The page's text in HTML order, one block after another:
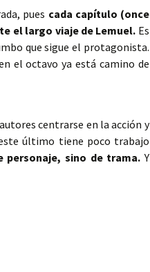
pues cada capítulo (once
el largo viaje de Lemuel. Es
que sigue el protagonista.
el octavo ya está camino de
centrarse en la acción y
último tiene poco trabajo
personaje, sino de trama. Y